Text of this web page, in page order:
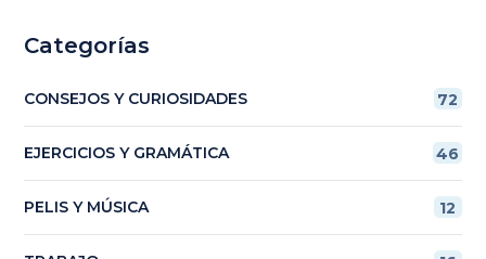
Categorías
CONSEJOS Y CURIOSIDADES 72
EJERCICIOS Y GRAMÁTICA 46
PELIS Y MÚSICA 12